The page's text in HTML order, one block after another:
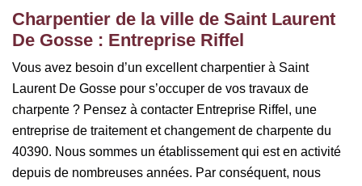
Charpentier de la ville de Saint Laurent
De Gosse : Entreprise Riffel
Vous avez besoin d’un excellent charpentier à Saint
Laurent De Gosse pour s’occuper de vos travaux de
charpente ? Pensez à contacter Entreprise Riffel, une
entreprise de traitement et changement de charpente du
40390. Nous sommes un établissement qui est en activité
depuis de nombreuses années. Par conséquent, nous